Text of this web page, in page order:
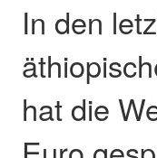
In den
hat die